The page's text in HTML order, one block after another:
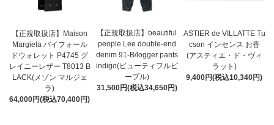
【正規取扱店】Maison
Margiela バイフォール
ドウォレット P4745 グ
レイニーレザー T8013 B
LACK(メゾン マルジェ
ラ)
64,000円(税込70,400円)
【正規取扱店】beautiful
people Lee double-end
denim 91-B/logger pants
indigo(ビューティフルピ
ープル)
31,500円(税込34,650円)
ASTIER de VILLATTE Tu
cson インセンス お香
(アスティエ・ド・ヴィ
ラット)
9,400円(税込10,340円)